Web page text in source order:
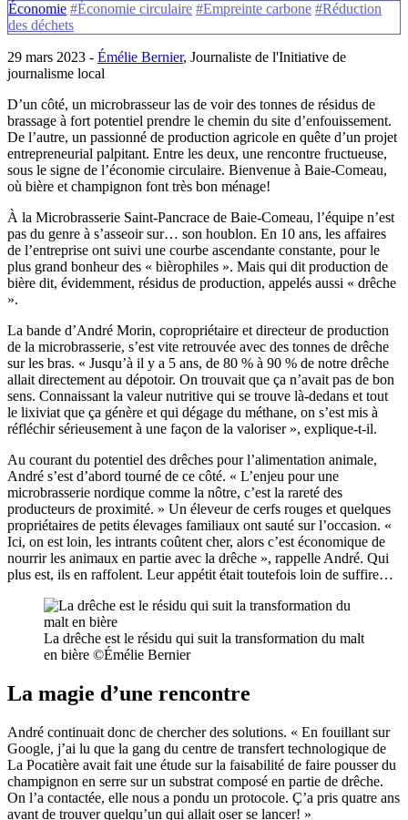
Économie #Économie circulaire #Empreinte carbone #Réduction
des déchets
29 mars 2023 - Émélie Bernier, Journaliste de l'Initiative de
journalisme local
D’un côté, un microbrasseur las de voir des tonnes de résidus de
brassage à fort potentiel prendre le chemin du site d’enfouissement.
De l’autre, un passionné de production agricole en quête d’un projet
entrepreneurial palpitant. Entre les deux, une rencontre fructueuse,
sous le signe de l’économie circulaire. Bienvenue à Baie-Comeau,
où bière et champignon font très bon ménage!
À la Microbrasserie Saint-Pancrace de Baie-Comeau, l’équipe n’est
pas du genre à s’asseoir sur… son houblon. En 10 ans, les affaires
de l’entreprise ont suivi une courbe ascendante constante, pour le
plus grand bonheur des « bièrophiles ». Mais qui dit production de
bière dit, évidemment, résidus de production, appelés aussi « drêche
».
La bande d’André Morin, copropriétaire et directeur de production
de la microbrasserie, s’est vite retrouvée avec des tonnes de drêche
sur les bras. « Jusqu’à il y a 5 ans, de 80 % à 90 % de notre drêche
allait directement au dépotoir. On trouvait que ça n’avait pas de bon
sens. Connaissant la valeur nutritive qui se trouve là-dedans et tout
le lixiviat que ça génère et qui dégage du méthane, on s’est mis à
réfléchir sérieusement à une façon de la valoriser », explique-t-il.
Au courant du potentiel des drêches pour l’alimentation animale,
André s’est d’abord tourné de ce côté. « L’enjeu pour une
microbrasserie nordique comme la nôtre, c’est la rareté des
producteurs de proximité. » Un éleveur de cerfs rouges et quelques
propriétaires de petits élevages familiaux ont sauté sur l’occasion. «
Ici, on est loin, les intrants coûtent cher, alors c’est économique de
nourrir les animaux en partie avec la drêche », rappelle André. Qui
plus est, ils en raffolent. Leur appétit était toutefois loin de suffire…
La drêche est le résidu qui suit la transformation du malt
en bière ©Émélie Bernier
La magie d’une rencontre
André continuait donc de chercher des solutions. « En fouillant sur
Google, j’ai lu que la gang du centre de transfert technologique de
La Pocatière avait fait une étude sur la faisabilité de faire pousser du
champignon en serre sur un substrat composé en partie de drêche.
On l’a contactée, elle nous a pondu un protocole. Ç’a pris quatre ans
avant de trouver quelqu’un qui allait oser se lancer! »